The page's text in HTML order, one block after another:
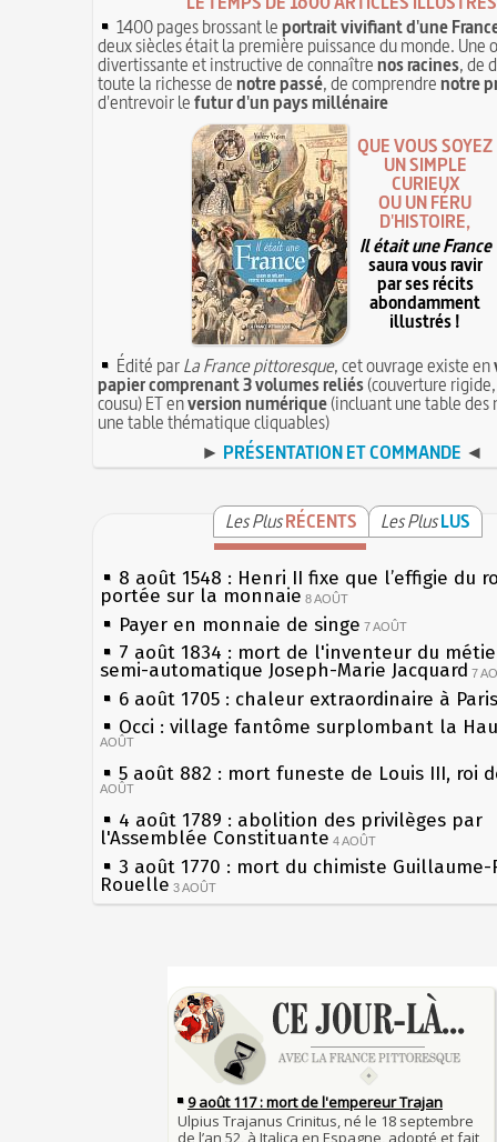
1400 pages brossant leportrait vivifiant d'une
deux siècles était la première puissance du monde. Une
divertissante et instructive de connaîtrenos racines, de
toute la richesse denotre passé, de comprendrenotre
d'entrevoir lefutur d'un pays millénaire
QUE VOUS SOYEZ
UN SIMPLE
CURIEUX
OU UN FÉRU
D'HISTOIRE,
Il était une France
saura vous ravir
par ses récits
abondamment
illustrés !
Édité parLa France pittoresque, cet ouvrage existe en
papier comprenant 3 volumes reliés(couverture
cousu) ET enversion numérique(incluant une table des
une table thématique cliquables)
► PRÉSENTATION ET COMMANDE ◄
Les PlusRÉCENTS Les PlusLUS
8 août 1548 : Henri II fixe que l’effigie du
portée sur la monnaie 8 AOÛT
Payer en monnaie de singe 7 AOÛT
7 août 1834 : mort de l'inventeur du
semi-automatique Joseph-Marie Jacquard 7
6 août 1705 : chaleur extraordinaire à Paris
Occi : village fantôme surplombant la
AOÛT
5 août 882 : mort funeste de Louis III, roi
AOÛT
4 août 1789 : abolition des privilèges par
l'Assemblée Constituante 4 AOÛT
3 août 1770 : mort du chimiste Guillaume-
Rouelle 3 AOÛT
Musée Jean de La Fontaine : réouverture
1er août 1589 : Henri III est poignardé à
par Jacques Clément, moine jacobin 1ER AOÛT
31 juillet 1899 : décret instaurant les
boîtes aux lettres en fonte de Léon
30 juillet 1918 : mort d'Auguste Poulain,
Chocolat Poulain 30 JUILLET
les siècles
27 mai 1610 : supplice de François
du roi Henri IV
Pierre qui roule n'amasse pas mousse
Qui aime bien châtie bien
Tout vient à point à qui sait attendre
François II (né le 19 janvier 1544, mort le